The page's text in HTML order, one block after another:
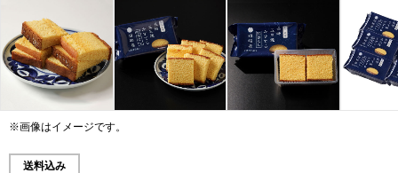
※画像はイメージです。
送料込み